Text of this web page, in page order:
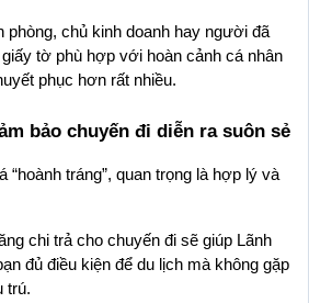
phòng, chủ kinh doanh hay người đã
tờ phù hợp với hoàn cảnh cá nhân
phục hơn rất nhiều.
bảo chuyến đi diễn ra suôn sẻ
“hoành tráng”, quan trọng là hợp lý và
chi trả cho chuyến đi sẽ giúp Lãnh
đủ điều kiện để du lịch mà không gặp
trú.